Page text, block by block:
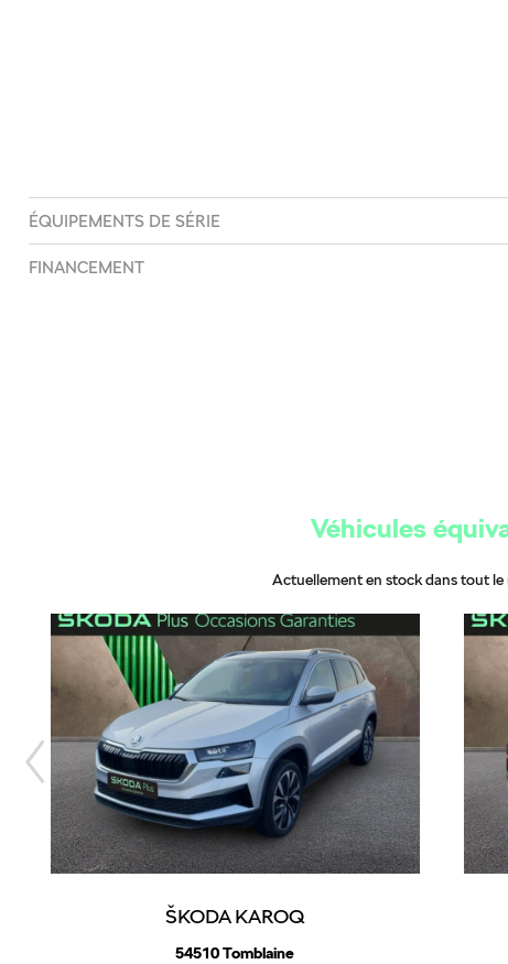
ÉQUIPEMENTS DE SÉRIE
FINANCEMENT
Véhicules
Actuellement en stock dans tout le
ŠKODA KAROQ
54510 Tomblaine